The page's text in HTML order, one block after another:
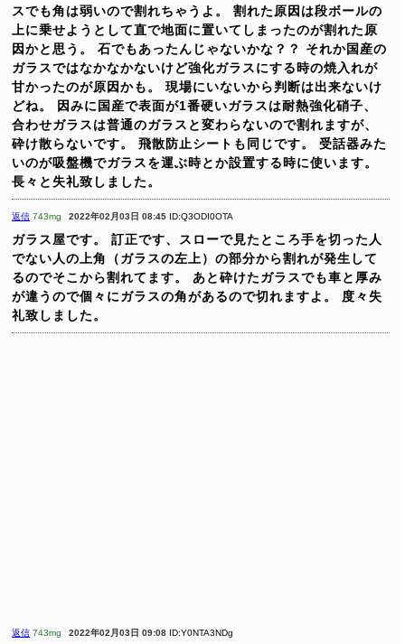
スでも角は弱いので割れちゃうよ。
割れた原因は段ボールの
上に乗せようとして直で地面に置いてしまったのが割れた原
因かと思う。
石でもあったんじゃないかな？？
それか国産の
ガラスではなかなかないけど強化ガラスにする時の焼入れが
甘かったのが原因かも。
現場にいないから判断は出来ないけ
どね。
因みに国産で表面が1番硬いガラスは耐熱強化硝子、
合わせガラスは普通のガラスと変わらないので割れますが、
砕け散らないです。
飛散防止シートも同じです。
受話器みた
いのが吸盤機でガラスを運ぶ時とか設置する時に使います。
長々と失礼致しました。
返信 743mg 2022年02月03日 08:45 ID:Q3ODI0OTA
ガラス屋です。
訂正です、スローで見たところ手を切った人
でない人の上角（ガラスの左上）の部分から割れが発生して
るのでそこから割れてます。
あと砕けたガラスでも車と厚み
が違うので個々にガラスの角があるので切れますよ。
度々失
礼致しました。
返信 743mg 2022年02月03日 09:08 ID:Y0NTA3NDg